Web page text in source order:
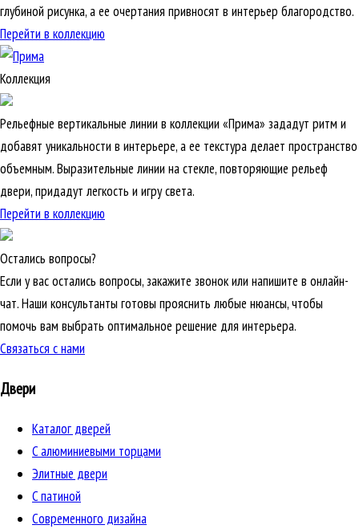
глубиной рисунка, а ее очертания привносят в интерьер благородство.
Перейти в коллекцию
Коллекция
Рельефные вертикальные линии в коллекции «Прима» зададут ритм и
добавят уникальности в интерьере, а ее текстура делает пространство
объемным. Выразительные линии на стекле, повторяющие рельеф
двери, придадут легкость и игру света.
Перейти в коллекцию
Остались вопросы?
Если у вас остались вопросы, закажите звонок или напишите в онлайн-
чат. Наши консультанты готовы прояснить любые нюансы, чтобы
помочь вам выбрать оптимальное решение для интерьера.
Связаться с нами
Двери
Каталог дверей
C алюминиевыми торцами
Элитные двери
C патиной
Cовременного дизайна